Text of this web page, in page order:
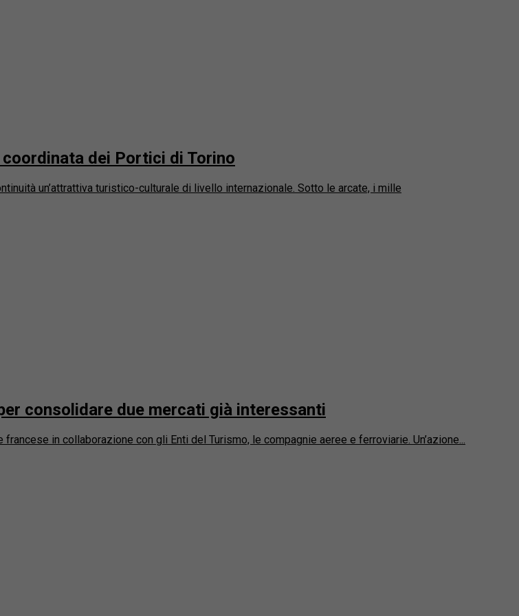
coordinata dei Portici di Torino
un’attrattiva turistico-culturale di livello internazionale. Sotto le arcate, i mille
consolidare due mercati già interessanti
in collaborazione con gli Enti del Turismo, le compagnie aeree e ferroviarie. Un’azione...